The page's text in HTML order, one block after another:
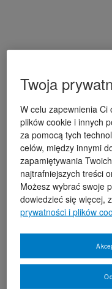
Twoja
W celu zapewnienia Ci
plików cookie i innych
za pomocą tych
celów, między innymi
zapamiętywania
najtrafniejszych treści
Możesz wybrać swoje
dowiedzieć się więcej,
prywatności i plików